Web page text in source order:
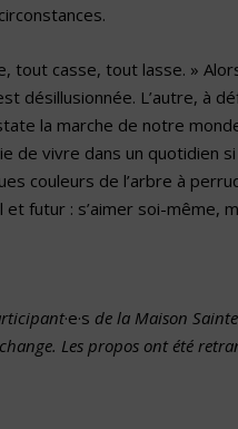
tout casse, tout lasse. »
désillusionnée. L’autre, à
la marche de notre
de vivre dans un quotidien
couleurs de l’arbre à
futur : s’aimer soi-même,
·e·s de la Maison
Les propos ont été